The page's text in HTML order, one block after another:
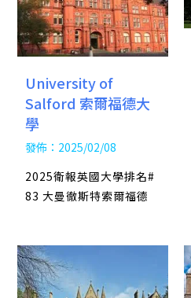
University of
Salford 索爾福德大
學
發佈：2025/02/08
2025衛報英國大學排名#
83 大曼徹斯特索爾福德